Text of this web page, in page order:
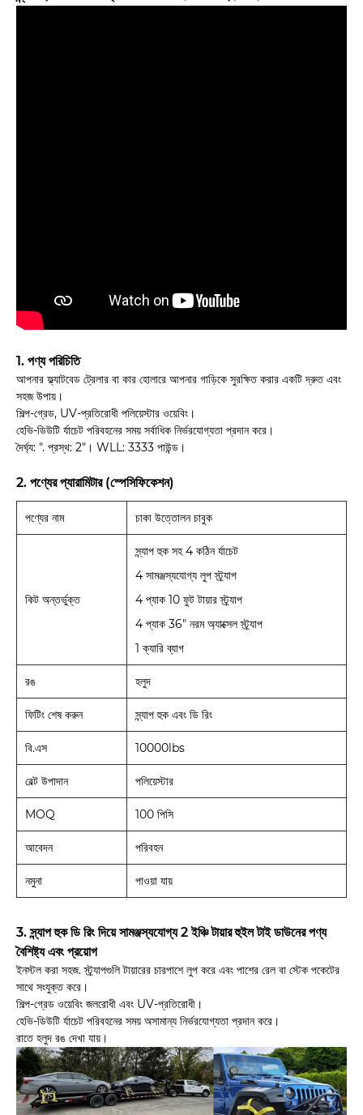
1. পণ্য পরিচিতি
আপনার ফ্ল্যাটবেড ট্রেলার বা কার হোলারে আপনার গাড়িকে সুরক্ষিত করার একটি দ্রুত এবং
সহজ উপায়।
শিল্প-গ্রেড, UV-প্রতিরোধী পলিয়েস্টার ওয়েবিং।
হেভি-ডিউটি ​​র্যাচেট পরিবহনের সময় সর্বাধিক নির্ভরযোগ্যতা প্রদান করে।
দৈর্ঘ্য: ". প্রস্থ: 2"। WLL: 3333 পাউন্ড।
2. পণ্যের প্যারামিটার (স্পেসিফিকেশন)
পণ্যের নাম চাকা উত্তোলন চাবুক
কিট অন্তর্ভুক্ত
স্ন্যাপ হুক সহ 4 কঠিন র্যাচেট
4 সামঞ্জস্যযোগ্য লুপ স্ট্র্যাপ
4 প্যাক 10 ফুট টায়ার স্ট্র্যাপ
4 প্যাক 36" নরম অ্যাক্সেল স্ট্র্যাপ
1 ক্যারি ব্যাগ
রঙ হলুদ
ফিটিং শেষ করুন স্ন্যাপ হুক এবং ডি রিং
বি.এস 10000lbs
বেল্ট উপাদান পলিয়েস্টার
MOQ 100 পিসি
আবেদন পরিবহন
নমুনা পাওয়া যায়
3. স্ন্যাপ হুক ডি রিং দিয়ে সামঞ্জস্যযোগ্য 2 ইঞ্চি টায়ার হুইল টাই ডাউনের পণ্য
বৈশিষ্ট্য এবং প্রয়োগ
ইনস্টল করা সহজ. স্ট্র্যাপগুলি টায়ারের চারপাশে লুপ করে এবং পাশের রেল বা স্টেক পকেটের
সাথে সংযুক্ত করে।
শিল্প-গ্রেড ওয়েবিং জলরোধী এবং UV-প্রতিরোধী।
হেভি-ডিউটি ​​র্যাচেট পরিবহনের সময় অসামান্য নির্ভরযোগ্যতা প্রদান করে।
রাতে হলুদ রঙ দেখা যায়।